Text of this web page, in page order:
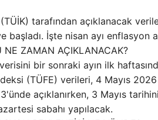
tarafından açıklanacak
başladı. İşte nisan ayı enflasyon
NE ZAMAN AÇIKLANACAK?
bir sonraki ayın ilk
(TÜFE) verileri, 4 Mayıs
açıklanırken, 3 Mayıs
sabahı yapılacak.